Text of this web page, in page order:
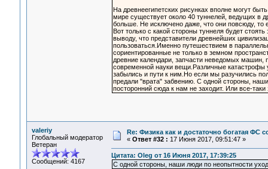
На древнеегипетских рисунках вполне могут
мире существует около 40 туннелей, ведущих в
больше. Не исключено даже, что они повсюду,
Вот только с какой стороны туннеля будет
выводу, что представители древнейших
пользоваться.Именно путешествием в
сориентированные не только в земном
древние календари, запчасти неведомых
современной науки вещи.Различные катастрофы
забылись и пути к ним.Но если мы разучились
предали "врата" забвению. С одной стороны,
посторонний сюда к нам не заходит. Или все-таки
valeriy
Глобальный модератор
Ветеран
Сообщений: 4167
Re: Физика как и достаточно богатая ФС
« Ответ #32 : 17 Июня 2017, 09:51:47 »
Цитата: Oleg от 16 Июня 2017, 17:39:25
С одной стороны, наши люди по неопытности